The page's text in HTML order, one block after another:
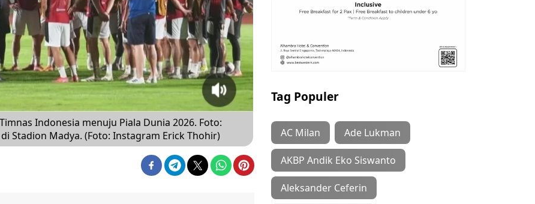
Indonesia menuju Piala Dunia 2026. Foto:
Stadion Madya. (Foto: Instagram Erick Thohir)
Tag Populer
AC Milan Ade Lukman
AKBP Andik Eko Siswanto
Aleksander Ceferin